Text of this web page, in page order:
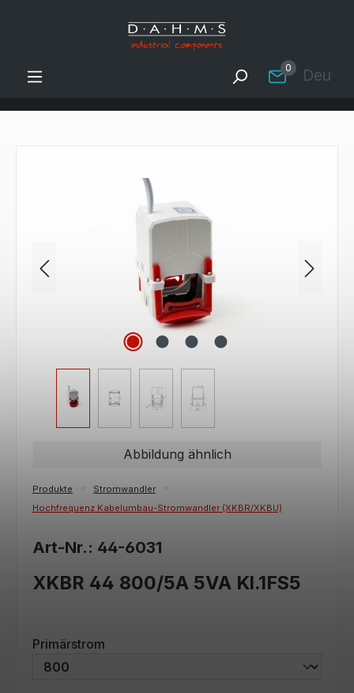
Zum Hauptinhalt springen
0
Bildergalerie überspringen
Abbildung ähnlich
Produkte
Stromwandler
Hochfrequenz Kabelumbau-Stromwandler (XKBR/XKBU)
Art-Nr.: 44-6031
XKBR 44 800/5A 5VA Kl.1FS5
Primärstrom